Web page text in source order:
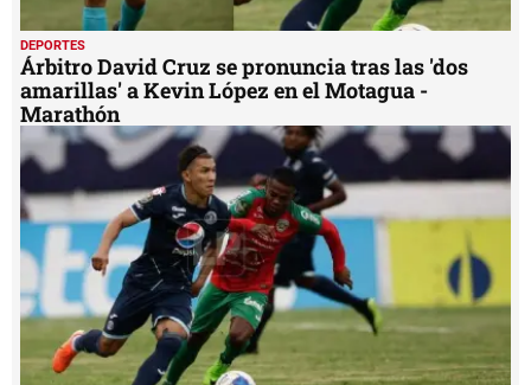
DEPORTES
Árbitro David Cruz se pronuncia tras las 'dos
amarillas' a Kevin López en el Motagua -
Marathón